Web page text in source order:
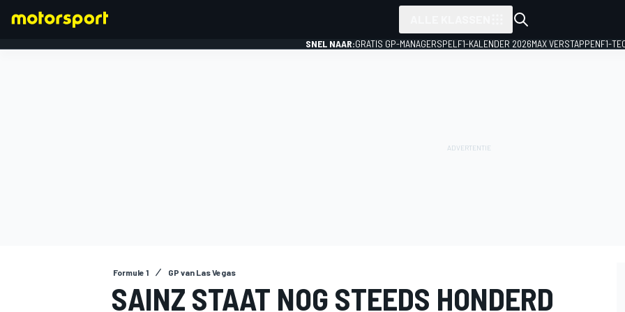
SNEL NAAR:GRATIS GP-MANAGERSPEL F1-KALENDER 2026MAX VERSTAPPENF1-
Formule 1 GP van Las Vegas
SAINZ STAAT NOG STEEDS HONDERD